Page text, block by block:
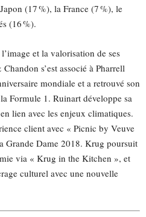
(17 %), la France (7 %), le
(16 %).
et la valorisation de ses
s’est associé à Pharrell
mondiale et a retrouvé son
Formule 1. Ruinart développe sa
lien avec les enjeux climatiques.
client avec « Picnic by Veuve
Grande Dame 2018. Krug poursuit
via « Krug in the Kitchen », et
culturel avec une nouvelle